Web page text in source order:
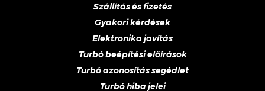
Szállítás és fizetés
Gyakori kérdések
Elektronika javítás
Turbó beépítési előírások
Turbó azonosítás segédlet
Turbó hiba jelei